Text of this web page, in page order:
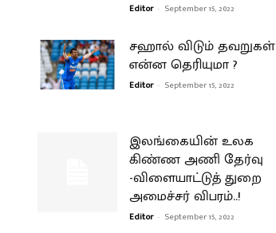
Editor - September 15, 2022
சஹால் விடும் தவறுகள்
என்ன தெரியுமா ?
Editor - September 15, 2022
இலங்கையின் உலக
கிண்ண அணி தேர்வு
-விளையாட்டுத் துறை
அமைச்சர் விபரம்..!
Editor - September 15, 2022